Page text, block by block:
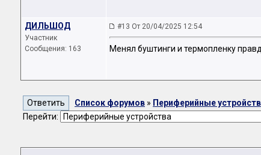
ДИЛЬШОД
Участник
Сообщения: 163
#13 От 20/04/2025 12:54
Менял буштинги и термопленку
Список форумов » Периферийные
Перейти: